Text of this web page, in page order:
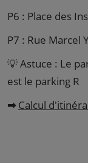
P6 : Place des
P7 : Rue Marcel
💡 Astuce : Le
est le parking R
➡Calcul